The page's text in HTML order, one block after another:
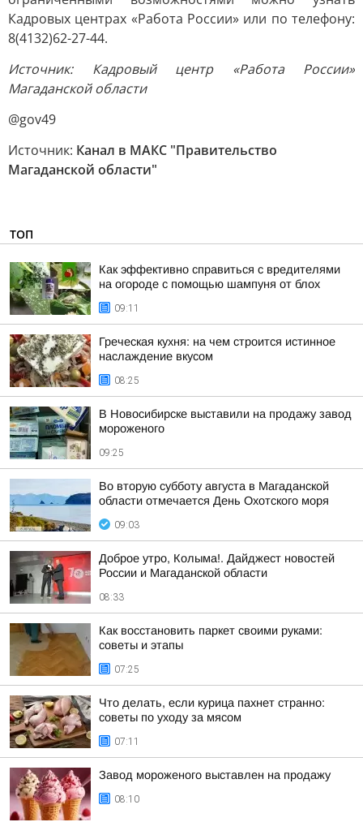
Кадровых центрах «Работа России» или по телефону:
8(4132)62-27-44.
Источник: Кадровый центр «Работа России»
Магаданской области
@gov49
Источник: Канал в МАКС "Правительство
Магаданской области"
ТОП
Как эффективно справиться с вредителями
на огороде с помощью шампуня от блох
09:11
Греческая кухня: на чем строится истинное
наслаждение вкусом
08:25
В Новосибирске выставили на продажу завод
мороженого
09:25
Во вторую субботу августа в Магаданской
области отмечается День Охотского моря
09:03
Доброе утро, Колыма!. Дайджест новостей
России и Магаданской области
08:33
Как восстановить паркет своими руками:
советы и этапы
07:25
Что делать, если курица пахнет странно:
советы по уходу за мясом
07:11
Завод мороженого выставлен на продажу
08:10